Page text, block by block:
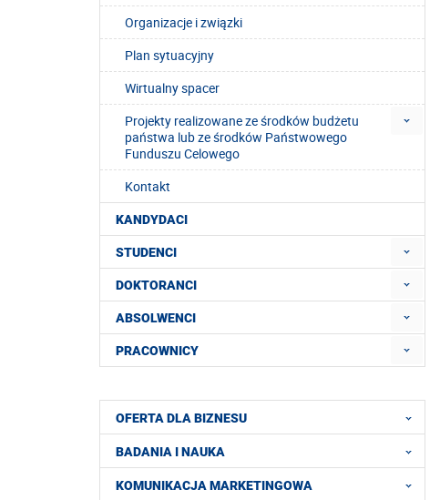
Organizacje i związki
Plan sytuacyjny
Wirtualny spacer
Projekty realizowane ze środków budżetu
państwa lub ze środków Państwowego
Funduszu Celowego
Kontakt
KANDYDACI
STUDENCI
DOKTORANCI
ABSOLWENCI
PRACOWNICY
OFERTA DLA BIZNESU
BADANIA I NAUKA
KOMUNIKACJA MARKETINGOWA